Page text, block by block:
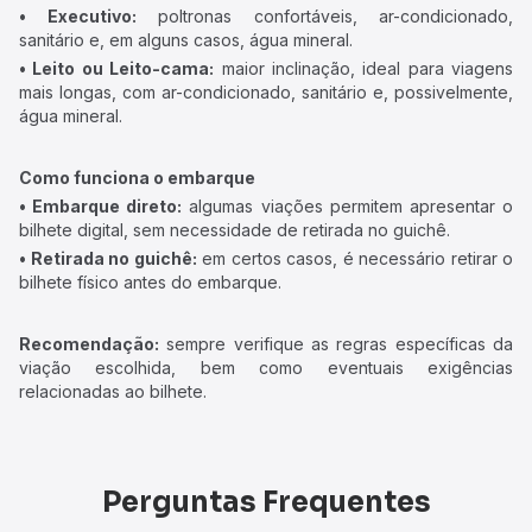
• Executivo: poltronas confortáveis, ar-condicionado,
sanitário e, em alguns casos, água mineral.
• Leito ou Leito-cama: maior inclinação, ideal para viagens
mais longas, com ar-condicionado, sanitário e, possivelmente,
água mineral.
Como funciona o embarque
• Embarque direto: algumas viações permitem apresentar o
bilhete digital, sem necessidade de retirada no guichê.
• Retirada no guichê: em certos casos, é necessário retirar o
bilhete físico antes do embarque.
Recomendação: sempre verifique as regras específicas da
viação escolhida, bem como eventuais exigências
relacionadas ao bilhete.
Perguntas Frequentes